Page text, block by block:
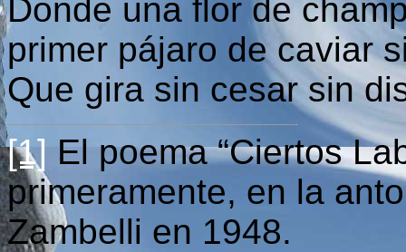
Donde una flor de
primer pájaro de caviar
Que gira sin cesar sin
[1] El poema “Ciertos
primeramente, en la
Zambelli en 1948.